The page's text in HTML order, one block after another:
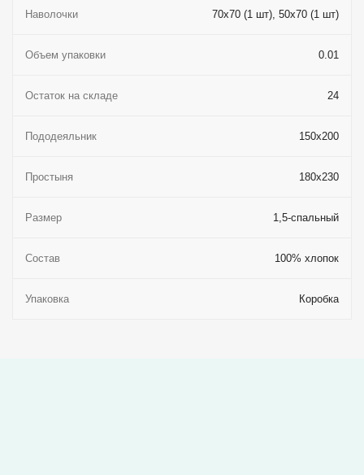
Наволочки 70x70 (1 шт), 50x70 (1 шт)
Объем упаковки 0.01
Остаток на складе 24
Пододеяльник 150x200
Простыня 180x230
Размер 1,5-спальный
Состав 100% хлопок
Упаковка Коробка